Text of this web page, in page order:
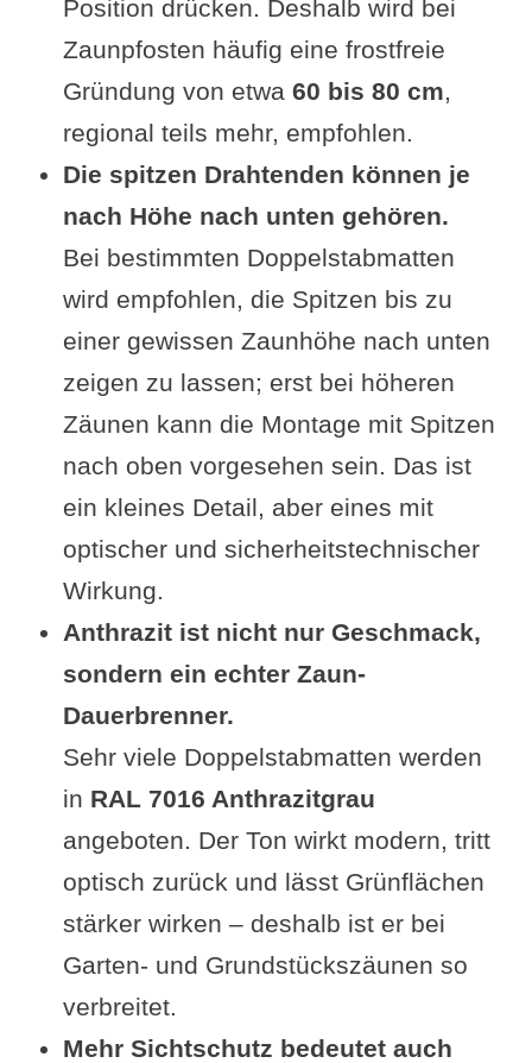
Position drücken. Deshalb wird bei
Zaunpfosten häufig eine frostfreie
Gründung von etwa 60 bis 80 cm
regional teils mehr, empfohlen.
Die spitzen Drahtenden können je
nach Höhe nach unten gehören.
Bei bestimmten Doppelstabmatten
wird empfohlen, die Spitzen bis zu
einer gewissen Zaunhöhe nach unten
zeigen zu lassen; erst bei höheren
Zäunen kann die Montage mit Spitzen
nach oben vorgesehen sein. Das ist
ein kleines Detail, aber eines mit
optischer und sicherheitstechnischer
Wirkung.
Anthrazit ist nicht nur Geschmack,
sondern ein echter Zaun-
Dauerbrenner.
Sehr viele Doppelstabmatten werden
in RAL 7016 Anthrazitgrau
angeboten. Der Ton wirkt modern, tritt
optisch zurück und lässt Grünflächen
stärker wirken – deshalb ist er bei
Garten- und Grundstückszäunen so
verbreitet.
Mehr Sichtschutz bedeutet auch